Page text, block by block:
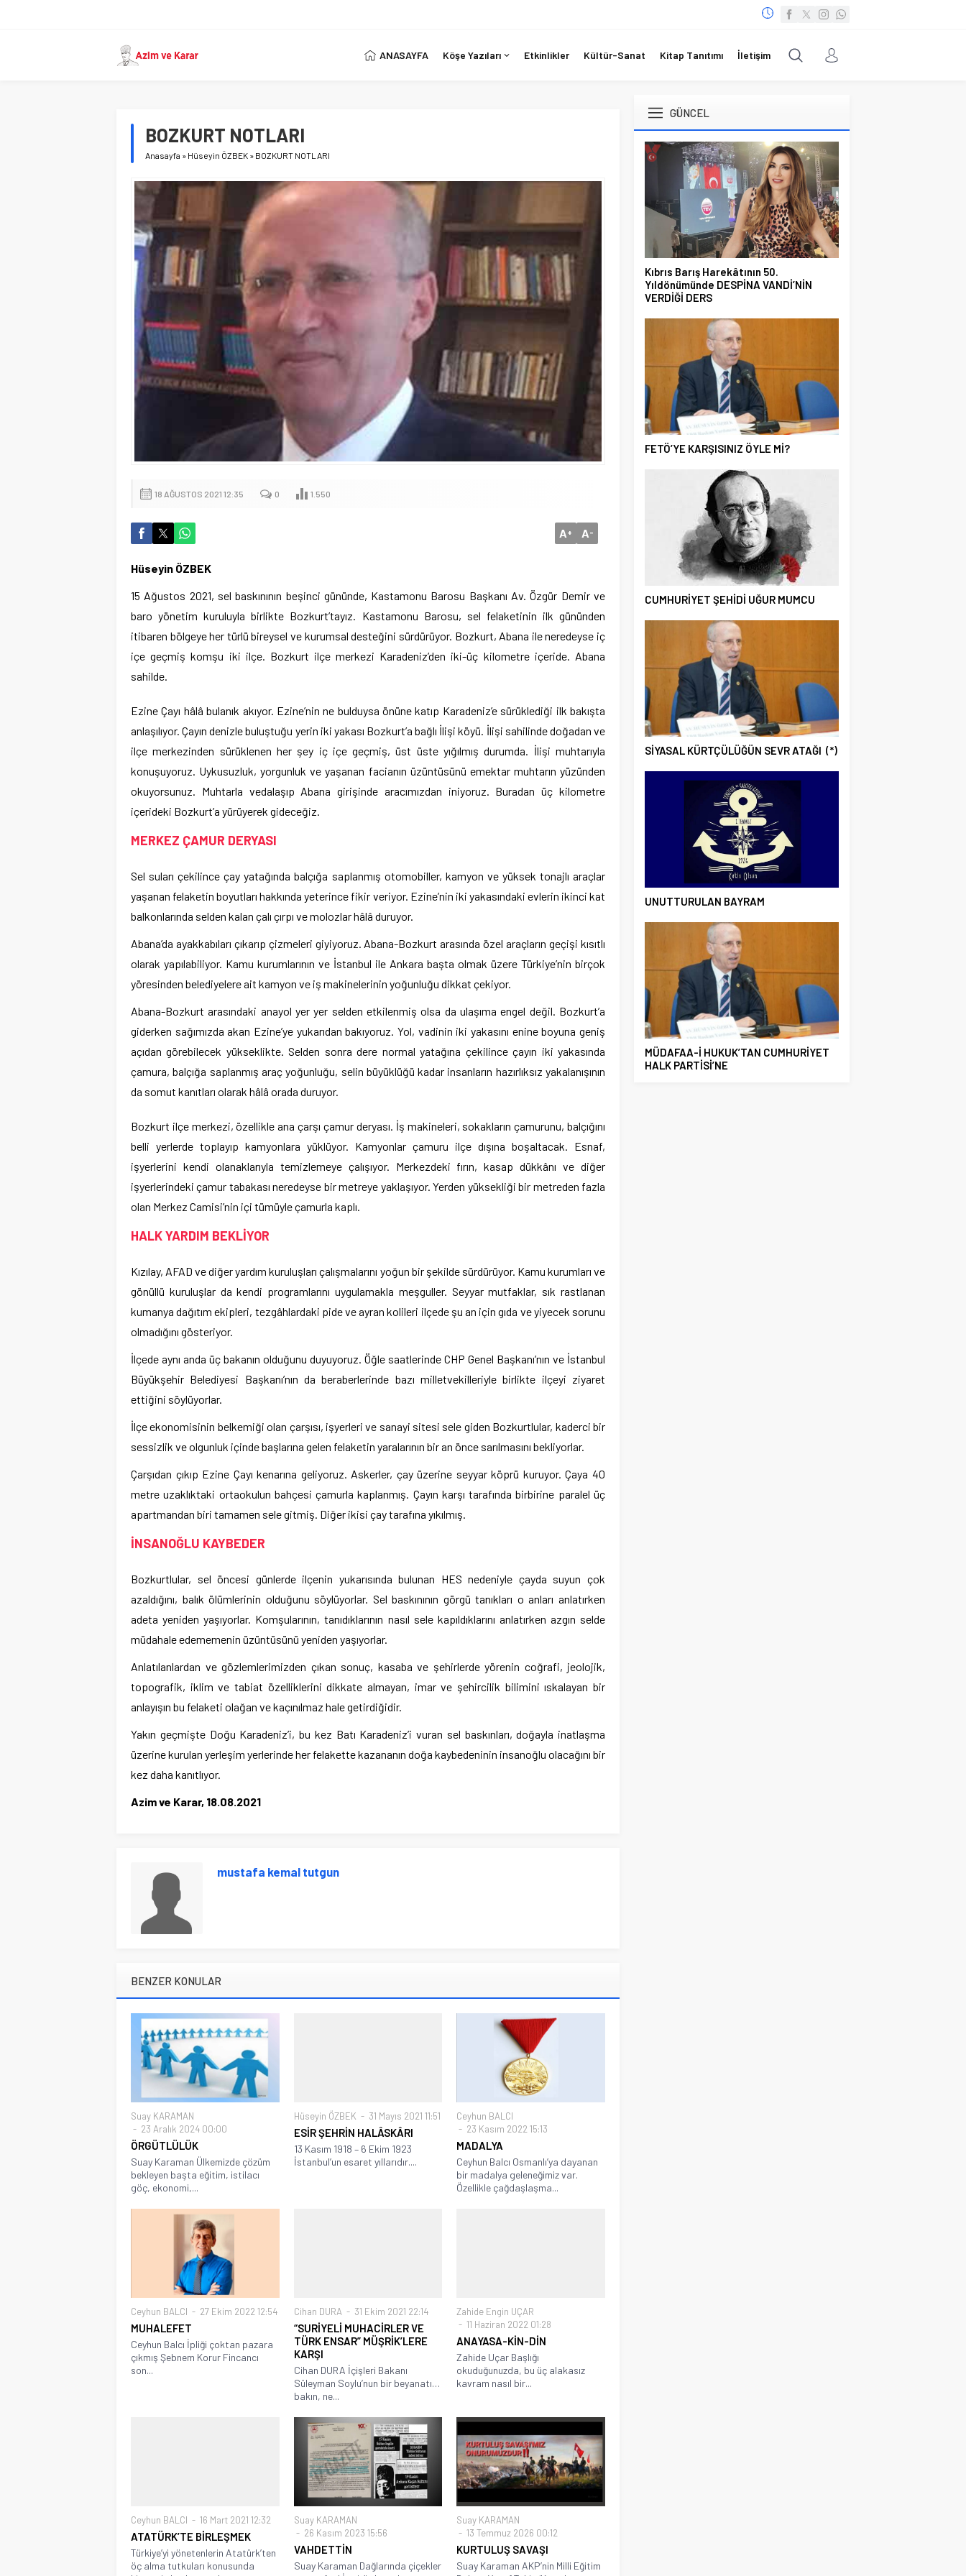
ANASAYFA Köşe Yazıları Etkinlikler Kültür-Sanat Kitap Tanıtımı İletişim
BOZKURT NOTLARI
Anasayfa » Hüseyin ÖZBEK » BOZKURT NOTLARI
18 AĞUSTOS 2021 12:35 0 1.550
A+ A-
Hüseyin ÖZBEK
15 Ağustos 2021, sel baskınının beşinci gününde, Kastamonu Barosu Başkanı Av. Özgür Demir ve
baro yönetim kuruluyla birlikte Bozkurt’tayız. Kastamonu Barosu, sel felaketinin ilk gününden
itibaren bölgeye her türlü bireysel ve kurumsal desteğini sürdürüyor. Bozkurt, Abana ile neredeyse iç
içe geçmiş komşu iki ilçe. Bozkurt ilçe merkezi Karadeniz’den iki-üç kilometre içeride. Abana
sahilde.
Ezine Çayı hâlâ bulanık akıyor. Ezine’nin ne bulduysa önüne katıp Karadeniz’e sürüklediği ilk bakışta
anlaşılıyor. Çayın denizle buluştuğu yerin iki yakası Bozkurt’a bağlı İlişi köyü. İlişi sahilinde doğadan ve
ilçe merkezinden sürüklenen her şey iç içe geçmiş, üst üste yığılmış durumda. İlişi muhtarıyla
konuşuyoruz. Uykusuzluk, yorgunluk ve yaşanan facianın üzüntüsünü emektar muhtarın yüzünden
okuyorsunuz. Muhtarla vedalaşıp Abana girişinde aracımızdan iniyoruz. Buradan üç kilometre
içerideki Bozkurt’a yürüyerek gideceğiz.
MERKEZ ÇAMUR DERYASI
Sel suları çekilince çay yatağında balçığa saplanmış otomobiller, kamyon ve yüksek tonajlı araçlar
yaşanan felaketin boyutları hakkında yeterince fikir veriyor. Ezine’nin iki yakasındaki evlerin ikinci kat
balkonlarında selden kalan çalı çırpı ve molozlar hâlâ duruyor.
Abana’da ayakkabıları çıkarıp çizmeleri giyiyoruz. Abana-Bozkurt arasında özel araçların geçişi kısıtlı
olarak yapılabiliyor. Kamu kurumlarının ve İstanbul ile Ankara başta olmak üzere Türkiye’nin birçok
yöresinden belediyelere ait kamyon ve iş makinelerinin yoğunluğu dikkat çekiyor.
Abana-Bozkurt arasındaki anayol yer yer selden etkilenmiş olsa da ulaşıma engel değil. Bozkurt’a
giderken sağımızda akan Ezine’ye yukarıdan bakıyoruz. Yol, vadinin iki yakasını enine boyuna geniş
açıdan görebilecek yükseklikte. Selden sonra dere normal yatağına çekilince çayın iki yakasında
çamura, balçığa saplanmış araç yoğunluğu, selin büyüklüğü kadar insanların hazırlıksız yakalanışının
da somut kanıtları olarak hâlâ orada duruyor.
Bozkurt ilçe merkezi, özellikle ana çarşı çamur deryası. İş makineleri, sokakların çamurunu, balçığını
belli yerlerde toplayıp kamyonlara yüklüyor. Kamyonlar çamuru ilçe dışına boşaltacak. Esnaf,
işyerlerini kendi olanaklarıyla temizlemeye çalışıyor. Merkezdeki fırın, kasap dükkânı ve diğer
işyerlerindeki çamur tabakası neredeyse bir metreye yaklaşıyor. Yerden yüksekliği bir metreden fazla
olan Merkez Camisi’nin içi tümüyle çamurla kaplı.
HALK YARDIM BEKLİYOR
Kızılay, AFAD ve diğer yardım kuruluşları çalışmalarını yoğun bir şekilde sürdürüyor. Kamu kurumları ve
gönüllü kuruluşlar da kendi programlarını uygulamakla meşguller. Seyyar mutfaklar, sık rastlanan
kumanya dağıtım ekipleri, tezgâhlardaki pide ve ayran kolileri ilçede şu an için gıda ve yiyecek sorunu
olmadığını gösteriyor.
İlçede aynı anda üç bakanın olduğunu duyuyoruz. Öğle saatlerinde CHP Genel Başkanı’nın ve İstanbul
Büyükşehir Belediyesi Başkanı’nın da beraberlerinde bazı milletvekilleriyle birlikte ilçeyi ziyaret
ettiğini söylüyorlar.
İlçe ekonomisinin belkemiği olan çarşısı, işyerleri ve sanayi sitesi sele giden Bozkurtlular, kaderci bir
sessizlik ve olgunluk içinde başlarına gelen felaketin yaralarının bir an önce sarılmasını bekliyorlar.
Çarşıdan çıkıp Ezine Çayı kenarına geliyoruz. Askerler, çay üzerine seyyar köprü kuruyor. Çaya 40
metre uzaklıktaki ortaokulun bahçesi çamurla kaplanmış. Çayın karşı tarafında birbirine paralel üç
apartmandan biri tamamen sele gitmiş. Diğer ikisi çay tarafına yıkılmış.
İNSANOĞLU KAYBEDER
Bozkurtlular, sel öncesi günlerde ilçenin yukarısında bulunan HES nedeniyle çayda suyun çok
azaldığını, balık ölümlerinin olduğunu söylüyorlar. Sel baskınının görgü tanıkları o anları anlatırken
adeta yeniden yaşıyorlar. Komşularının, tanıdıklarının nasıl sele kapıldıklarını anlatırken azgın selde
müdahale edememenin üzüntüsünü yeniden yaşıyorlar.
Anlatılanlardan ve gözlemlerimizden çıkan sonuç, kasaba ve şehirlerde yörenin coğrafi, jeolojik,
topografik, iklim ve tabiat özelliklerini dikkate almayan, imar ve şehircilik bilimini ıskalayan bir
anlayışın bu felaketi olağan ve kaçınılmaz hale getirdiğidir.
Yakın geçmişte Doğu Karadeniz’i, bu kez Batı Karadeniz’i vuran sel baskınları, doğayla inatlaşma
üzerine kurulan yerleşim yerlerinde her felakette kazananın doğa kaybedeninin insanoğlu olacağını bir
kez daha kanıtlıyor.
Azim ve Karar, 18.08.2021
mustafa kemal tutgun
BENZER KONULAR
Suay KARAMAN
23 Aralık 2024 00:00
ÖRGÜTLÜLÜK
Suay Karaman Ülkemizde çözüm
bekleyen başta eğitim, istilacı
göç, ekonomi,...
Hüseyin ÖZBEK 31 Mayıs 2021 11:51
ESİR ŞEHRİN HALÂSKÂRI
13 Kasım 1918 – 6 Ekim 1923
İstanbul’un esaret yıllarıdır....
Ceyhun BALCI
23 Kasım 2022 15:13
MADALYA
Ceyhun Balcı Osmanlı’ya dayanan
bir madalya geleneğimiz var.
Özellikle çağdaşlaşma...
Ceyhun BALCI 27 Ekim 2022 12:54
MUHALEFET
Ceyhun Balcı İpliği çoktan pazara
çıkmış Şebnem Korur Fincancı
son...
Cihan DURA 31 Ekim 2021 22:14
“SURİYELİ MUHACİRLER VE
TÜRK ENSAR” MÜŞRİK’LERE
KARŞI
Cihan DURA İçişleri Bakanı
Süleyman Soylu’nun bir beyanatı…
bakın, ne...
Zahide Engin UÇAR
11 Haziran 2022 01:28
ANAYASA-KİN-DİN
Zahide Uçar Başlığı
okuduğunuzda, bu üç alakasız
kavram nasıl bir...
Ceyhun BALCI 16 Mart 2021 12:32
ATATÜRK’TE BİRLEŞMEK
Türkiye’yi yönetenlerin Atatürk’ten
öç alma tutkuları konusunda
Suay KARAMAN
26 Kasım 2023 15:56
VAHDETTİN
Suay Karaman Dağlarında çiçekler
Suay KARAMAN
13 Temmuz 2026 00:12
KURTULUŞ SAVAŞI
Suay Karaman AKP’nin Milli Eğitim
GÜNCEL
Kıbrıs Barış Harekâtının 50.
Yıldönümünde DESPİNA VANDİ’NİN
VERDİĞİ DERS
FETÖ’YE KARŞISINIZ ÖYLE Mİ?
CUMHURİYET ŞEHİDİ UĞUR MUMCU
SİYASAL KÜRTÇÜLÜĞÜN SEVR ATAĞI (*)
UNUTTURULAN BAYRAM
MÜDAFAA-İ HUKUK’TAN CUMHURİYET
HALK PARTİSİ’NE